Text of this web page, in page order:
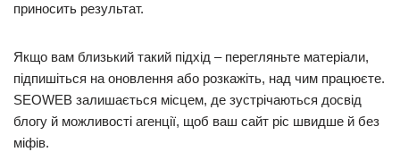
приносить результат.
Якщо вам близький такий підхід – перегляньте матеріали,
підпишіться на оновлення або розкажіть, над чим працюєте.
SEOWEB залишається місцем, де зустрічаються досвід
блогу й можливості агенції, щоб ваш сайт ріс швидше й без
міфів.